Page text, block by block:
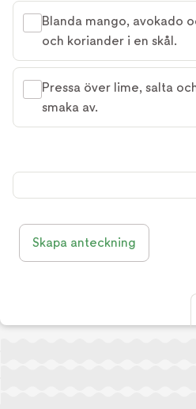
Blanda mango, avokado
och koriander i en skål.
Pressa över lime, salta
smaka av.
Skapa anteckning